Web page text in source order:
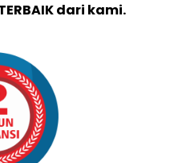
dari kami.